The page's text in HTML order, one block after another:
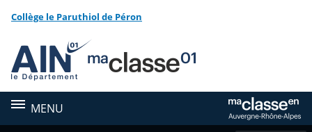
Menu de la rubrique
Contenu
Collège le Paruthiol de Péron
MENU